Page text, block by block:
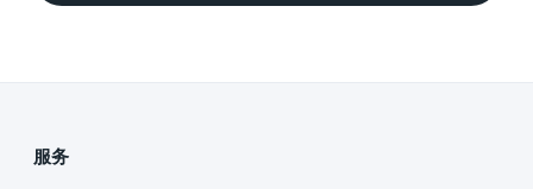
服务